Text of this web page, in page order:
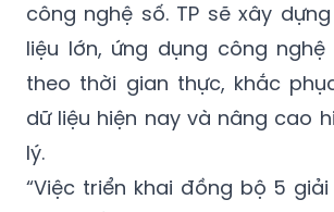
và cơ chế chính sách đi kèm.
Thứ năm, tăng cường quản
công nghệ số. TP sẽ xây
liệu lớn, ứng dụng công
theo thời gian thực, khắc
dữ liệu hiện nay và nâng cao